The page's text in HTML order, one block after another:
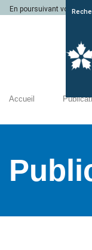
En poursuivant votre
Accueil